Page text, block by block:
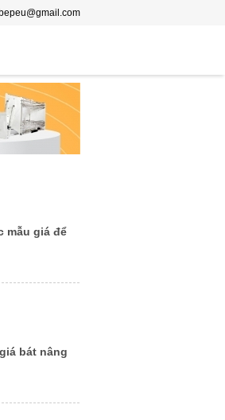
mẫu giá để
bát nâng